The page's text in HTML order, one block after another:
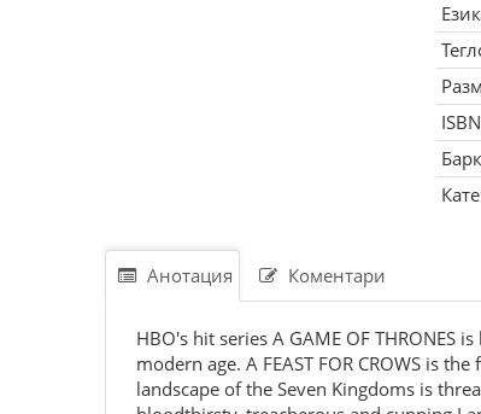
Език
ISBN
Анотация Коментари
HBO's hit series A GAME OF THRONES
modern age. A FEAST FOR CROWS is
landscape of the Seven Kingdoms is